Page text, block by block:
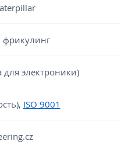
фрикулинг
для электроники)
ISO 9001